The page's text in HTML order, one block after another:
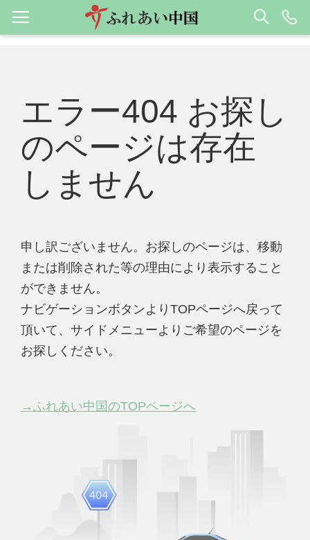
エラー404 お探し
のページは存在
しません
申し訳ございません。お探しのページは、移動
または削除された等の理由により表示すること
ができません。
ナビゲーションボタンよりTOPページへ戻って
頂いて、サイドメニューよりご希望のページを
お探しください。
→ふれあい中国のTOPページへ